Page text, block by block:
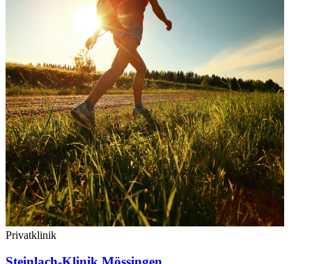
Privatklinik